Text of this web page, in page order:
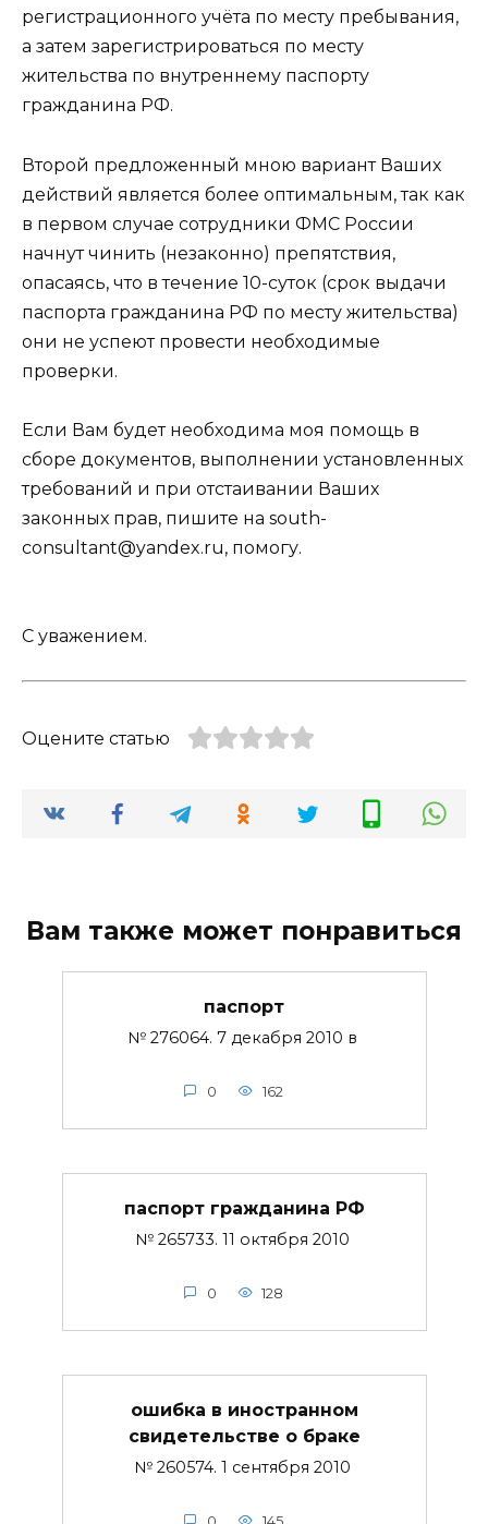
регистрационного учёта по месту пребывания,
а затем зарегистрироваться по месту
жительства по внутреннему паспорту
гражданина РФ.
Второй предложенный мною вариант Ваших
действий является более оптимальным, так как
в первом случае сотрудники ФМС России
начнут чинить (незаконно) препятствия,
опасаясь, что в течение 10-суток (срок выдачи
паспорта гражданина РФ по месту жительства)
они не успеют провести необходимые
проверки.
Если Вам будет необходима моя помощь в
сборе документов, выполнении установленных
требований и при отстаивании Ваших
законных прав, пишите на south-
consultant@yandex.ru, помогу.
С уважением.
Оцените статью
Вам также может понравиться
паспорт
№ 276064. 7 декабря 2010 в
0 162
паспорт гражданина РФ
№ 265733. 11 октября 2010
0 128
ошибка в иностранном
свидетельстве о браке
№ 260574. 1 сентября 2010